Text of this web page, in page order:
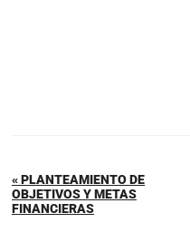
« PLANTEAMIENTO DE
OBJETIVOS Y METAS
FINANCIERAS